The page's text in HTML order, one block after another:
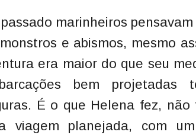
marinheiros
e abismos, mesmo
era maior do que seu
bem projetadas
É o que Helena fez,
viagem planejada, com